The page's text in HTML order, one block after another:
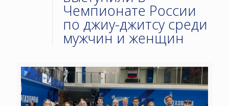
Чемпионате России
по джиу-джитсу среди
мужчин и женщин